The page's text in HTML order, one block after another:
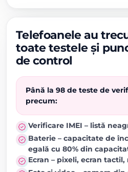
Telefoanele au
toate testele și
de control
Până la 98 de teste de
precum:
Verificare IMEI – listă
Baterie – capacitate de
egală cu 80% din
Ecran – pixeli, ecran